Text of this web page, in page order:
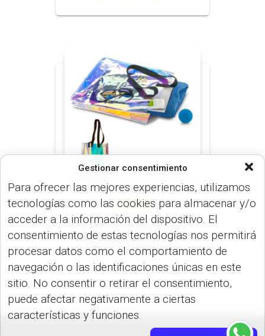
Gestionar consentimiento
Para ofrecer las mejores experiencias, utilizamos
tecnologías como las cookies para almacenar y/o
acceder a la información del dispositivo. El
consentimiento de estas tecnologías nos permitirá
procesar datos como el comportamiento de
navegación o las identificaciones únicas en este
sitio. No consentir o retirar el consentimiento,
puede afectar negativamente a ciertas
características y funciones.
BOLSOS (MALETINES Y
BOLSA METALIZADA
HOLOGRAM VA-856